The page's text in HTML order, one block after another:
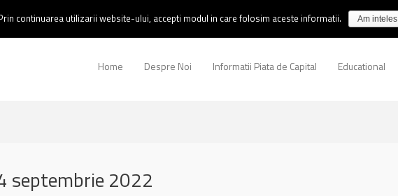
Home Despre Noi Informatii Piata de Capital Educational
septembrie 2022
continuarea utilizarii website-ului, accepti modul in care folosim aceste informatii. Am inteles